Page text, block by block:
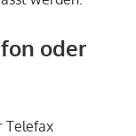
oder
Telefax